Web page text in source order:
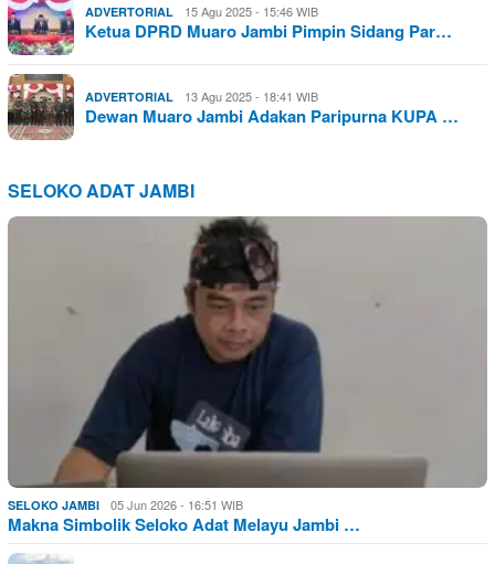
ADVERTORIAL 15 Agu 2025 - 15:46 WIB
Ketua DPRD Muaro Jambi Pimpin Sidang Par…
ADVERTORIAL 13 Agu 2025 - 18:41 WIB
Dewan Muaro Jambi Adakan Paripurna KUPA …
SELOKO ADAT JAMBI
SELOKO JAMBI 05 Jun 2026 - 16:51 WIB
Makna Simbolik Seloko Adat Melayu Jambi …